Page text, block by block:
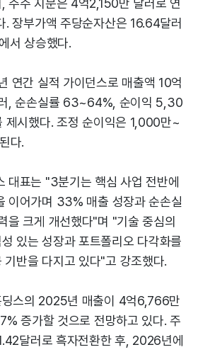
주주 지분은 4억2,150만 달러로 연
. 장부가액 주당순자산은 16.64달러
서 상승했다.
연간 실적 가이던스로 매출액 10억
, 순손실률 63~64%, 순이익 5,30
시했다. 조정 순이익은 1,000만~
다.
대표는 "3분기는 핵심 사업 전반에
이어가며 33% 매출 성장과 순손실
을 크게 개선했다"며 "기술 중심의
있는 성장과 포트폴리오 다각화를
반을 다지고 있다"고 강조했다.
딩스의 2025년 매출이 4억6,766만
증가할 것으로 전망하고 있다. 주
달러로 흑자전환한 후, 2026년에